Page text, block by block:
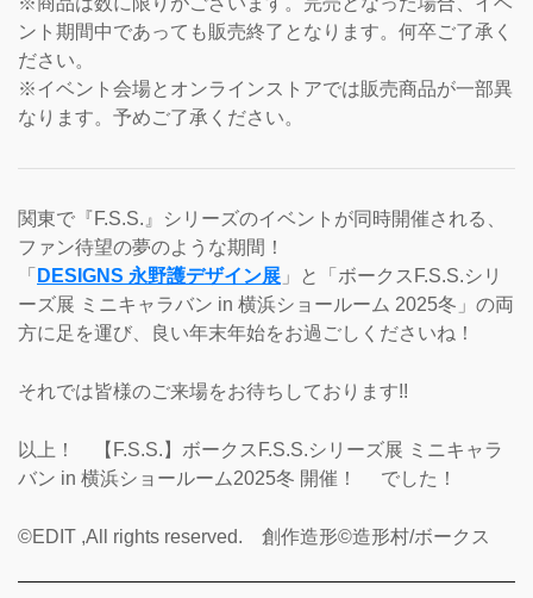
ント期間中であっても販売終了となります。何卒ご了承く
ださい。
※イベント会場とオンラインストアでは販売商品が一部異
なります。予めご了承ください。
関東で『F.S.S.』シリーズのイベントが同時開催される、
ファン待望の夢のような期間！
「 DESIGNS 永野護デザイン展 」と「ボークスF.S.S.シリ
ーズ展 ミニキャラバン in 横浜ショールーム 2025冬」の両
方に足を運び、良い年末年始をお過ごしくださいね！
それでは皆様のご来場をお待ちしております!!
以上！ 【F.S.S.】ボークスF.S.S.シリーズ展 ミニキャラ
バン in 横浜ショールーム2025冬 開催！ でした！
©EDIT ,All rights reserved. 創作造形©造形村/ボークス